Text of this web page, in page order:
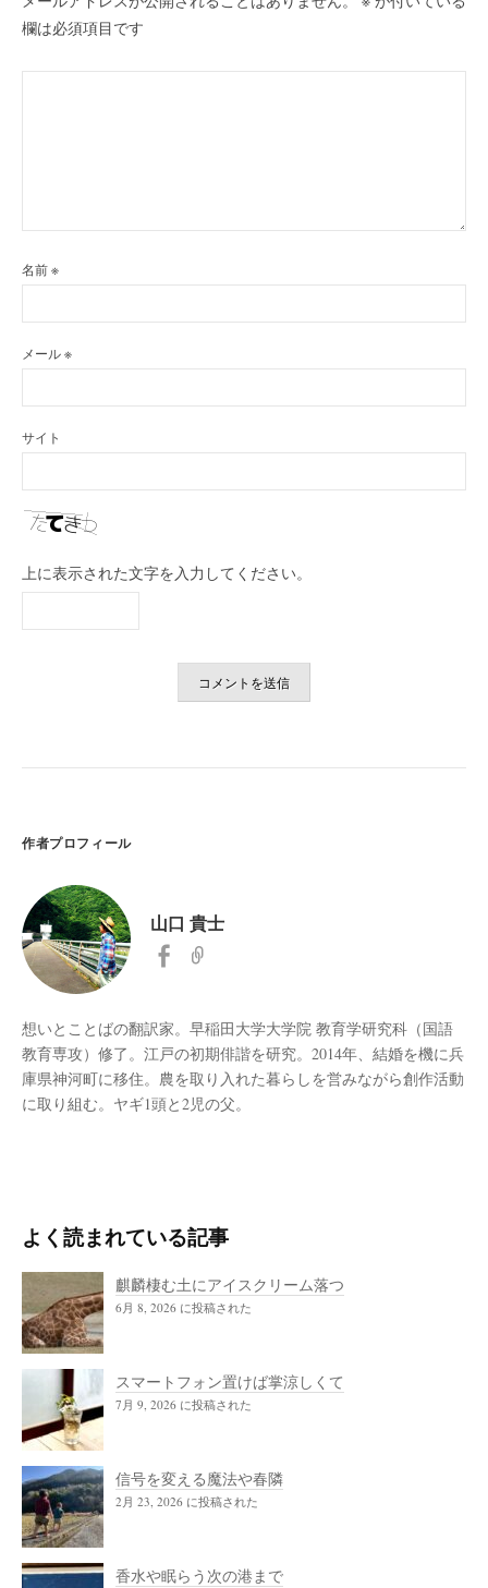
欄は必須項目です
名前※
メール※
サイト
上に表示された文字を入力してください。
作者プロフィール
山口 貴士
想いとことばの翻訳家。早稲田大学大学院 教育学研究科（国語
教育専攻）修了。江戸の初期俳諧を研究。2014年、結婚を機に兵
庫県神河町に移住。農を取り入れた暮らしを営みながら創作活動
に取り組む。ヤギ1頭と2児の父。
よく読まれている記事
麒麟棲む土にアイスクリーム落つ
6月 8, 2026 に投稿された
スマートフォン置けば掌涼しくて
7月 9, 2026 に投稿された
信号を変える魔法や春隣
2月 23, 2026 に投稿された
香水や眠らう次の港まで